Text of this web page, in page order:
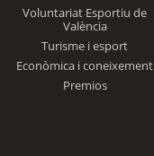
Voluntariat Esportiu de
València
Turisme i esport
Econòmica i coneixement
Premios